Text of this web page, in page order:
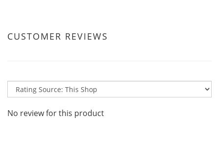
CUSTOMER REVIEWS
No review for this product